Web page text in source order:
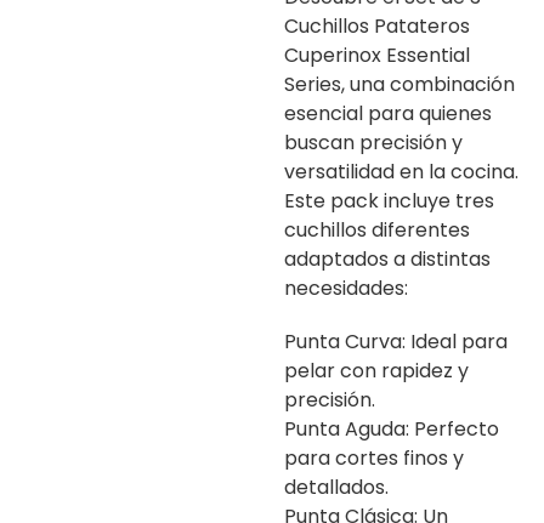
Cuchillos Patateros
Cuperinox Essential
Series, una combinación
esencial para quienes
buscan precisión y
versatilidad en la cocina.
Este pack incluye tres
cuchillos diferentes
adaptados a distintas
necesidades:
Punta Curva: Ideal para
pelar con rapidez y
precisión.
Punta Aguda: Perfecto
para cortes finos y
detallados.
Punta Clásica: Un